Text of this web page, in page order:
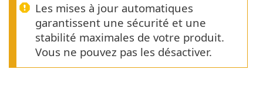
Les mises à jour automatiques
garantissent une sécurité et une
stabilité maximales de votre produit.
Vous ne pouvez pas les désactiver.